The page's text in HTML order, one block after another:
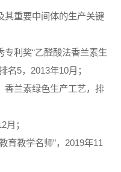
其重要中间体的生产关键
利奖“乙醛酸法香兰素生
名5，2013年10月；
香兰素绿色生产工艺，排
月；
育教学名师”，2019年11